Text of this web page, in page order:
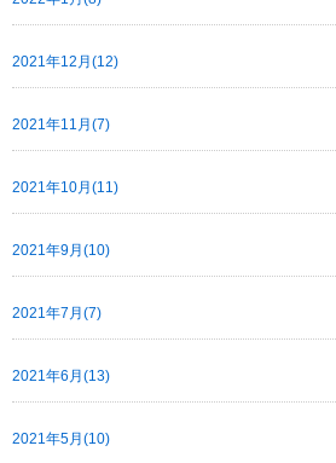
2021年12月(12)
2021年11月(7)
2021年10月(11)
2021年9月(10)
2021年7月(7)
2021年6月(13)
2021年5月(10)